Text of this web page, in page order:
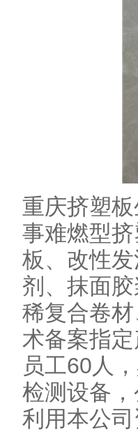
重庆挤塑板
事难燃型
板、改性
剂、抹面
稀复合卷
术备案指
员工60人
检测设备
利用本公